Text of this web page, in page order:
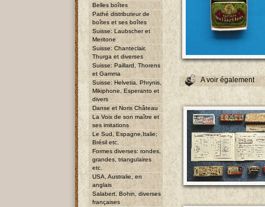
Belles boîtes
Pathé distributeur de
boîtes et ses boîtes
Suisse: Laubscher et
Meritone
Suisse: Chanteclair,
Thurga et diverses
Suisse: Paillard, Thorens
et Gamma
Suisse: Helvetia, Phrynis,
Mikiphone, Esperanto et
divers
Danse et Noris Château
La Voix de son maître et
ses imitations
Le Sud, Espagne,Italie;
Brésil etc.
Formes diverses: rondes,
grandes, triangulaires
etc.
USA, Australie, en
anglais
Salabert, Bohin, diverses
françaises
A voir également